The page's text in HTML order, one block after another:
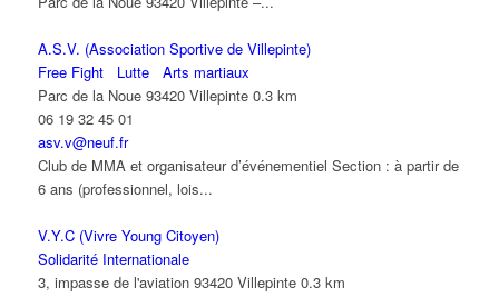
A.S.V. (Association Sportive de Villepinte)
Free Fight
Lutte
Arts martiaux
Parc de la Noue 93420 Villepinte 0.3 km
06 19 32 45 01
asv.v@neuf.fr
Club de MMA et organisateur d’événementiel Section : à partir de
6 ans (professionnel, lois...
V.Y.C (Vivre Young Citoyen)
Solidarité Internationale
3, impasse de l'aviation 93420 Villepinte 0.3 km